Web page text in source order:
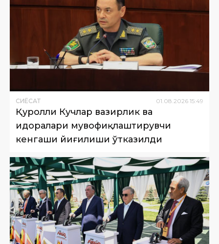
СИËСАТ 01 08 2026 15:49
Қуролли Кучлар вазирлик ва
идоралари мувофиқлаштирувчи
кенгаши йиғилиши ўтказилди